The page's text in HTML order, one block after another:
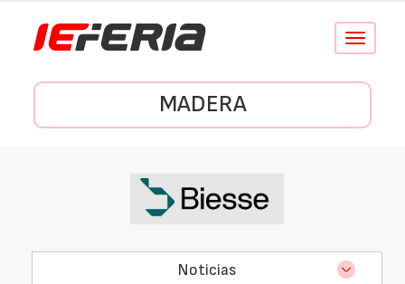
Conmutar
MADERA
Noticias